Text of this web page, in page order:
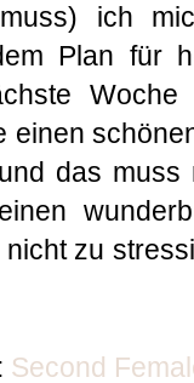
ich
Plan für
einen
das
zu
Second